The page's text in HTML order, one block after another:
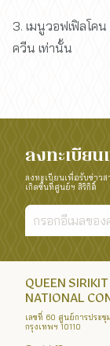
3. เมนูวอฟเฟิลโค
ควีน เท่านั้น
ลงทะเบียน
ลงทะเบียนเพื่อรับข่าวส
เกิดขึ้นที่ศูนย์ฯ สิริกิติ์
QUEEN SIRIKIT
NATIONAL
เลขที่ 60 ศูนย์การประ
กรุงเทพฯ 10110